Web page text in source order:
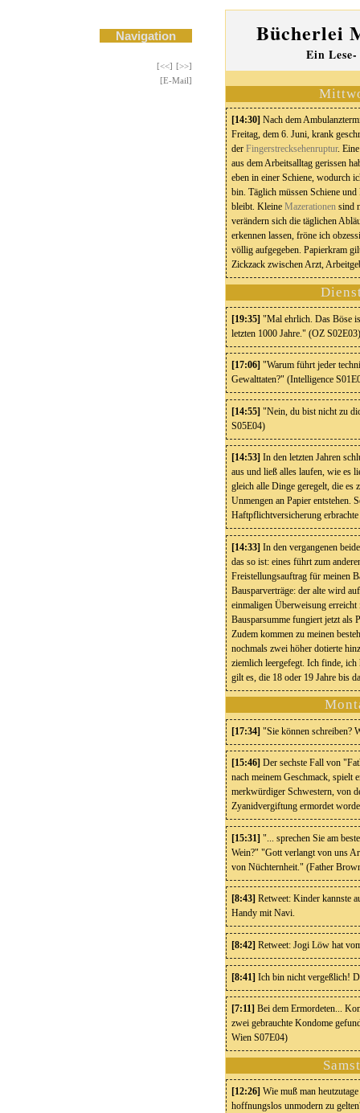
Navigation
[<<] [>>]
[E-Mail]
Bücherlei
Ein
[14:30] Nach dem
Freitag, dem 6. Juni, krank
der Fingerstrecksehenruptur.
aus dem Arbeitsalltag gerissen
eben in einer Schiene, wodurch
bin. Täglich müssen Schiene
bleibt. Kleine Mazerationen sind
verändern sich die täglichen
erkennen lassen, fröne ich
völlig aufgegeben. Papierkram
Zickzack zwischen Arzt,
[19:35] "Mal ehrlich. Das Böse
letzten 1000 Jahre." (OZ S02E03)
[17:06]
"Warum führt jeder
Gewalttaten?" (Intelligence
[14:55] "Nein, du bist nicht zu
S05E04)
[14:53] In den letzten Jahren
aus und ließ alles laufen, wie es
gleich alle Dinge geregelt, die es
Unmengen an Papier entstehen.
Haftpflichtversicherung erbrachte
[14:33] In den vergangenen
das so ist: eines führt zum
Freistellungsauftrag für meinen
Bausparverträge: der alte wird
einmaligen Überweisung
Bausparsumme fungiert jetzt als
Zudem kommen zu meinen
nochmals zwei höher dotierte
ziemlich leergefegt. Ich finde, ich
gilt es, die 18 oder 19 Jahre bis
[17:34] "Sie können schreiben?
[15:46] Der sechste Fall von
nach meinem Geschmack, spielt
merkwürdiger Schwestern, von
Zyanidvergiftung ermordet
[15:31] "... sprechen Sie am
Wein?" "Gott verlangt von uns
von Nüchternheit." (Father
[8:43] Retweet: Kinder kannste
Handy mit Navi.
[8:42] Retweet: Jogi Löw hat
[8:41] Ich bin nicht vergeßlich!
[7:11] Bei dem Ermordeten...
zwei gebrauchte Kondome
Wien S07E04)
[12:26]
Wie muß man
hoffnungslos unmodern zu